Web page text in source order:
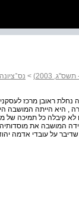
> נס־ציונה
ראובן מרכז לעסקנים
גדרה , היא הייתה
קיבלה כל תמיכה של
לציון . כשהוקמה רחובות ב , 8901
על עובדי אדמה